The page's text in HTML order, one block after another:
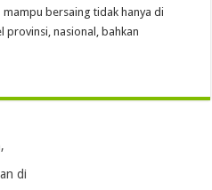
bersaing tidak hanya di
provinsi, nasional, bahkan
di